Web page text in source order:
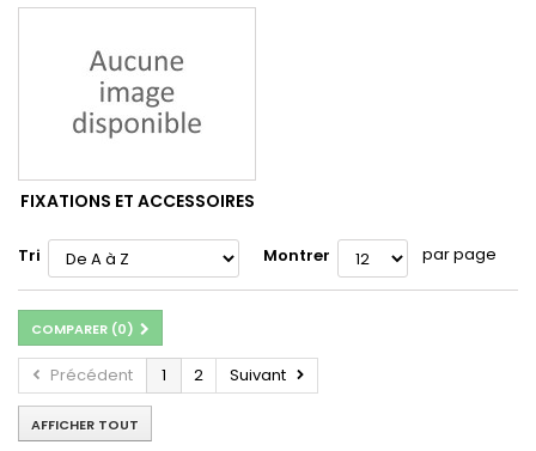
FIXATIONS ET ACCESSOIRES
Tri Montrer par page
COMPARER (0)
Précédent 1 2 Suivant
AFFICHER TOUT